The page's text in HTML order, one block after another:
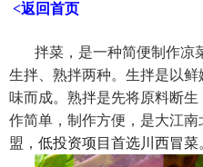
<返回首页
拌菜，是一种简便制作凉
生拌、熟拌两种。生拌是以
味而成。熟拌是先将原料断
作简单，制作方便，是大江
盟， 低投资项目首选川西冒菜